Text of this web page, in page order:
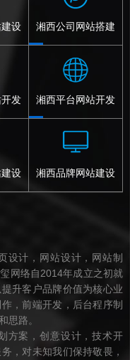
设 湘西公司网站搭建
发 湘西平台网站开发
设 湘西品牌网站建设
计，网站设计，网站制
网络自2014年成立之初就
升客户品牌价值为核心业
，前端开发，后台程序制
思路。
案，创意设计，技术开
，对未知我们保持敬畏，